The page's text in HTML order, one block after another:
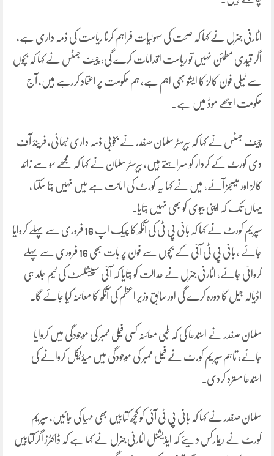
اٹارنی جنرل نے کہا کہ صحت کی سہولیات فراہم کرنا ریاست کی ذمہ داری ہے،
اگر قیدی مطمئن نہیں تو ریاست اقدامات کرے گی، چیف جسٹس نے کہا کہ بچوں
سے ٹیلی فون کالز کا ایشو بھی اہم ہے، ہم حکومت پر اعتماد کررہے ہیں، آج
حکومت اچھے موڈ میں ہے۔
چیف جسٹس نے کہا کہ بیرسٹر سلمان صفدر نے بخوبی ذمہ داری نبھائی، فرینڈ آف
دی کورٹ کے کردار کو سراہتے ہیں، بیرسٹر سلمان نے کہا کہ مجھے سو سے زائد
کالز اور میسجز آئے، میں نے کہا یہ کورٹ کی امانت ہے میں نہیں بتا سکتا ،
یہاں تک کہ اپنی بیوی کو بھی نہیں بتایا۔
سپریم کورٹ نے کہا کہ بانی پی ٹی کی آنکھ کا چیک اپ 16 فروری سے پہلے کروایا
جائے ، بانی پی ٹی آئی کے بچوں سے فون پر بات بھی 16 فروری سے پہلے
کروائی جائے، اٹارنی جنرل نے عدالت کو بتایا کہ آئی سپیشلسٹ کی ٹیم جلد ہی
اڈیالہ جیل کا دورہ کرے گی اور سابق وزیر اعظم کی آنکھ کا معائنہ کیا جائے گا۔
سلمان صفدر نے استدعا کی کہ طبی معائنہ کسی فیملی ممبر کی موجودگی میں کروایا
جائے، تاہم سپریم کورٹ نے فیملی ممبر کی موجودگی میں میڈیکل کروانے کی
استدعا مسترد کردی۔
سلمان صفدر نے کہا کہ بانی پی ٹی آئی کو کچھ کتابیں بھی مہیا کی جائیں، سپریم
کورٹ نے ریمارکس دیئے کہ ایڈیشنل اٹارنی جنرل نے کہا ہے کہ ڈاکٹرز اگر کتابیں